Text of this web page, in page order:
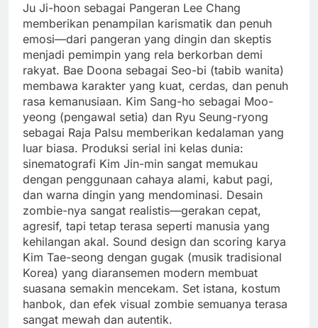
Ju Ji-hoon sebagai Pangeran Lee Chang
memberikan penampilan karismatik dan penuh
emosi—dari pangeran yang dingin dan skeptis
menjadi pemimpin yang rela berkorban demi
rakyat. Bae Doona sebagai Seo-bi (tabib wanita)
membawa karakter yang kuat, cerdas, dan penuh
rasa kemanusiaan. Kim Sang-ho sebagai Moo-
yeong (pengawal setia) dan Ryu Seung-ryong
sebagai Raja Palsu memberikan kedalaman yang
luar biasa. Produksi serial ini kelas dunia:
sinematografi Kim Jin-min sangat memukau
dengan penggunaan cahaya alami, kabut pagi,
dan warna dingin yang mendominasi. Desain
zombie-nya sangat realistis—gerakan cepat,
agresif, tapi tetap terasa seperti manusia yang
kehilangan akal. Sound design dan scoring karya
Kim Tae-seong dengan gugak (musik tradisional
Korea) yang diaransemen modern membuat
suasana semakin mencekam. Set istana, kostum
hanbok, dan efek visual zombie semuanya terasa
sangat mewah dan autentik.